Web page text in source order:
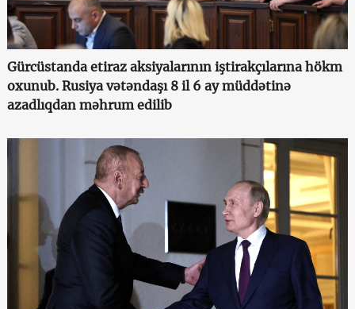
Gürcüstanda etiraz aksiyalarının iştirakçılarına hökm
oxunub. Rusiya vətəndaşı 8 il 6 ay müddətinə
azadlıqdan məhrum edilib